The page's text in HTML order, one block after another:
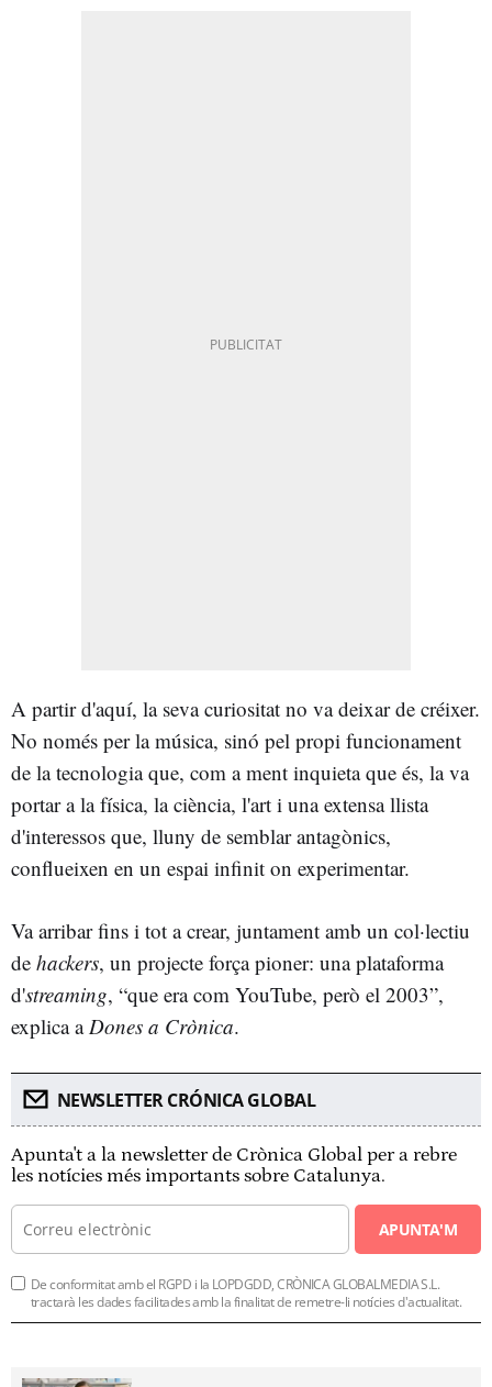
A partir d'aquí, la seva curiositat no va deixar de créixer.
No només per la música, sinó pel propi funcionament
de la tecnologia que, com a ment inquieta que és, la va
portar a la física, la ciència, l'art i una extensa llista
d'interessos que, lluny de semblar antagònics,
conflueixen en un espai infinit on experimentar.
Va arribar fins i tot a crear, juntament amb un col·lectiu
de hackers, un projecte força pioner: una plataforma
d'streaming, “que era com YouTube, però el 2003”,
explica a Dones a Crònica.
NEWSLETTER CRÓNICA GLOBAL
Apunta't a la newsletter de Crònica Global per a rebre
les notícies més importants sobre Catalunya.
APUNTA'M
De conformitat amb el RGPD i la LOPDGDD, CRÒNICA GLOBALMEDIA S.L.
tractarà les dades facilitades amb la finalitat de remetre-li notícies d'actualitat.